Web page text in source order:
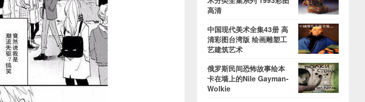
高清
中国现代美术全集43册 高
清彩图台湾版 绘画雕塑工
艺建筑艺术
俄罗斯民间恐怖故事绘本
卡在墙上的Nile Gayman-
Wolkie